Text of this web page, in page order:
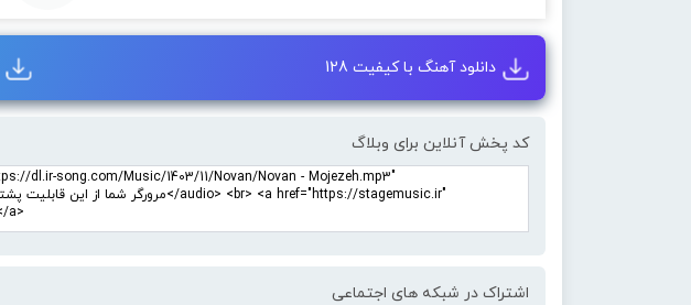
دانلود آهنگ با کیفیت 128
کد پخش آنلاین برای وبلاگ
اشتراک در شبکه های اجتماعی